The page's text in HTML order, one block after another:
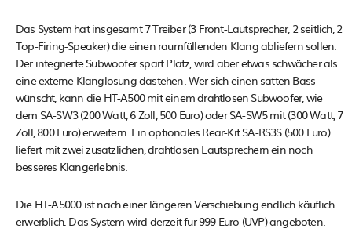
Das System hat insgesamt 7 Treiber (3 Front-Lautsprecher, 2 seitlich, 2
Top-Firing-Speaker) die einen raumfüllenden Klang abliefern sollen.
Der integrierte Subwoofer spart Platz, wird aber etwas schwächer als
eine externe Klanglösung dastehen. Wer sich einen satten Bass
wünscht, kann die HT-A500 mit einem drahtlosen Subwoofer, wie
dem SA-SW3 (200 Watt, 6 Zoll, 500 Euro) oder SA-SW5 mit (300 Watt, 7
Zoll, 800 Euro) erweitern. Ein optionales Rear-Kit SA-RS3S (500 Euro)
liefert mit zwei zusätzlichen, drahtlosen Lautsprechern ein noch
besseres Klangerlebnis.
Die HT-A5000 ist nach einer längeren Verschiebung endlich käuflich
erwerblich. Das System wird derzeit für 999 Euro (UVP) angeboten.